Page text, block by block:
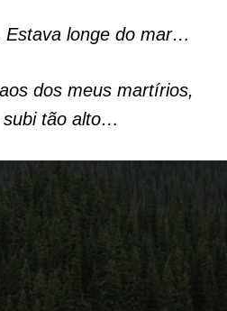
Estava longe do mar…
dos meus martírios,
subi tão alto…